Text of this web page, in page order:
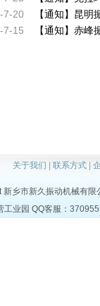
7-20 【通知】昆明
7-15 【通知】赤峰
关于我们 | 联系方式|
新乡市新久振动机械有
工业园 QQ客服：